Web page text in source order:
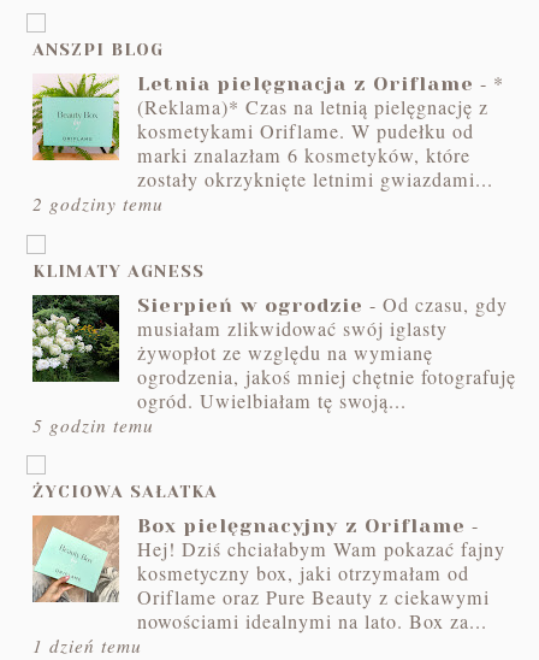
ANSZPI BLOG
Letnia pielęgnacja z Oriflame - *
(Reklama)* Czas na letnią pielęgnację z
kosmetykami Oriflame. W pudełku od
marki znalazłam 6 kosmetyków, które
zostały okrzyknięte letnimi gwiazdami...
2 godziny temu
KLIMATY AGNESS
Sierpień w ogrodzie -Od czasu, gdy
musiałam zlikwidować swój iglasty
żywopłot ze względu na wymianę
ogrodzenia, jakoś mniej chętnie fotografuję
ogród. Uwielbiałam tę swoją...
5 godzin temu
ŻYCIOWA SAŁATKA
Box pielęgnacyjny z Oriflame -
Hej! Dziś chciałabym Wam pokazać fajny
kosmetyczny box, jaki otrzymałam od
Oriflame oraz Pure Beauty z ciekawymi
nowościami idealnymi na lato. Box za...
1 dzień temu